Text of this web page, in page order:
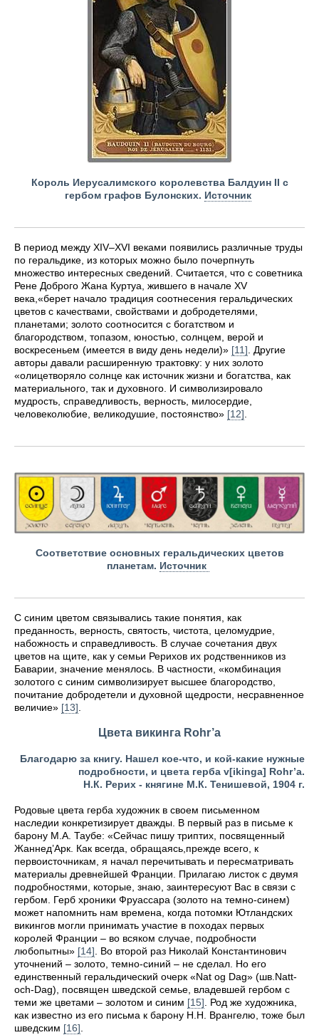
Король Иерусалимского королевства Балдуин II с
гербом графов Булонских. Источник
В период между XIV–XVI веками появились различные труды
по геральдике, из которых можно было почерпнуть
множество интересных сведений. Считается, что с советника
Рене Доброго Жана Куртуа, жившего в начале XV
века,«берет начало традиция соотнесения геральдических
цветов с качествами, свойствами и добродетелями,
планетами; золото соотносится с богатством и
благородством, топазом, юностью, солнцем, верой и
воскресеньем (имеется в виду день недели)» [11]. Другие
авторы давали расширенную трактовку: у них золото
«олицетворяло солнце как источник жизни и богатства, как
материального, так и духовного. И символизировало
мудрость, справедливость, верность, милосердие,
человеколюбие, великодушие, постоянство» [12].
Соответствие основных геральдических цветов
планетам. Источник
С синим цветом связывались такие понятия, как
преданность, верность, святость, чистота, целомудрие,
набожность и справедливость. В случае сочетания двух
цветов на щите, как у семьи Рерихов их родственников из
Баварии, значение менялось. В частности, «комбинация
золотого с синим символизирует высшее благородство,
почитание добродетели и духовной щедрости, несравненное
величие» [13]
Цвета викинга Rohr’a
Благодарю за книгу. Нашел кое-что, и кой-какие нужные
подробности, и цвета герба v[ikinga] Rohr’a.
Н.К. Рерих - княгине М.К. Тенишевой, 1904 г.
Родовые цвета герба художник в своем письменном
наследии конкретизирует дважды. В первый раз в письме к
барону М.А. Таубе: «Сейчас пишу триптих, посвященный
Жаннед’Арк. Как всегда, обращаясь,прежде всего, к
первоисточникам, я начал перечитывать и пересматривать
материалы древнейшей Франции. Прилагаю листок с двумя
подробностями, которые, знаю, заинтересуют Вас в связи с
гербом. Герб хроники Фруассара (золото на темно-синем)
может напомнить нам времена, когда потомки Ютландских
викингов могли принимать участие в походах первых
королей Франции – во всяком случае, подробности
любопытны» [14] . Во второй раз Николай Константинович
уточнений – золото, темно-синий – не сделал. Но его
единственный геральдический очерк «Nat og Dag» (шв.Natt-
och-Dag), посвящен шведской семье, владевшей гербом с
теми же цветами – золотом и синим [15] . Род же художника,
как известно из его письма к барону Н.Н. Врангелю, тоже был
шведским [16]